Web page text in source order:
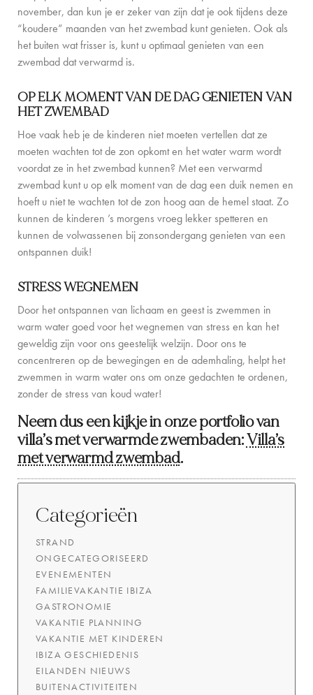
OVER ONS
VILLA EIGENAREN
DUURZAAMHEID
BOEKINGSVOORWAARDEN
CONTACT
november, dan kun je er zeker van zijn dat je ook tijdens deze
“koudere” maanden van het zwembad kunt genieten. Ook als
het buiten wat frisser is, kunt u optimaal genieten van een
zwembad dat verwarmd is.
OP ELK MOMENT VAN DE DAG GENIETEN VAN
HET ZWEMBAD
Hoe vaak heb je de kinderen niet moeten vertellen dat ze
moeten wachten tot de zon opkomt en het water warm wordt
voordat ze in het zwembad kunnen? Met een verwarmd
zwembad kunt u op elk moment van de dag een duik nemen en
hoeft u niet te wachten tot de zon hoog aan de hemel staat. Zo
kunnen de kinderen ’s morgens vroeg lekker spetteren en
kunnen de volwassenen bij zonsondergang genieten van een
ontspannen duik!
STRESS WEGNEMEN
Door het ontspannen van lichaam en geest is zwemmen in
warm water goed voor het wegnemen van stress en kan het
geweldig zijn voor ons geestelijk welzijn. Door ons te
concentreren op de bewegingen en de ademhaling, helpt het
zwemmen in warm water ons om onze gedachten te ordenen,
zonder de stress van koud water!
Neem dus een kijkje in onze portfolio van
villa’s met verwarmde zwembaden:Villa’s
met verwarmd zwembad.
Categorieën
STRAND
ONGECATEGORISEERD
EVENEMENTEN
FAMILIEVAKANTIE IBIZA
GASTRONOMIE
VAKANTIE PLANNING
VAKANTIE MET KINDEREN
IBIZA GESCHIEDENIS
EILANDEN NIEUWS
BUITENACTIVITEITEN